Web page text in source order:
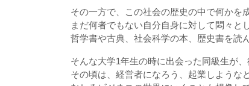
その一方で、この社会の歴史の中で何かを
まだ何者でもない自分自身に対して悶々と
哲学書や古典、社会科学の本、歴史書を読
そんな大学1年生の時に出会った同級生が
その頃は、経営者になろう、起業しような